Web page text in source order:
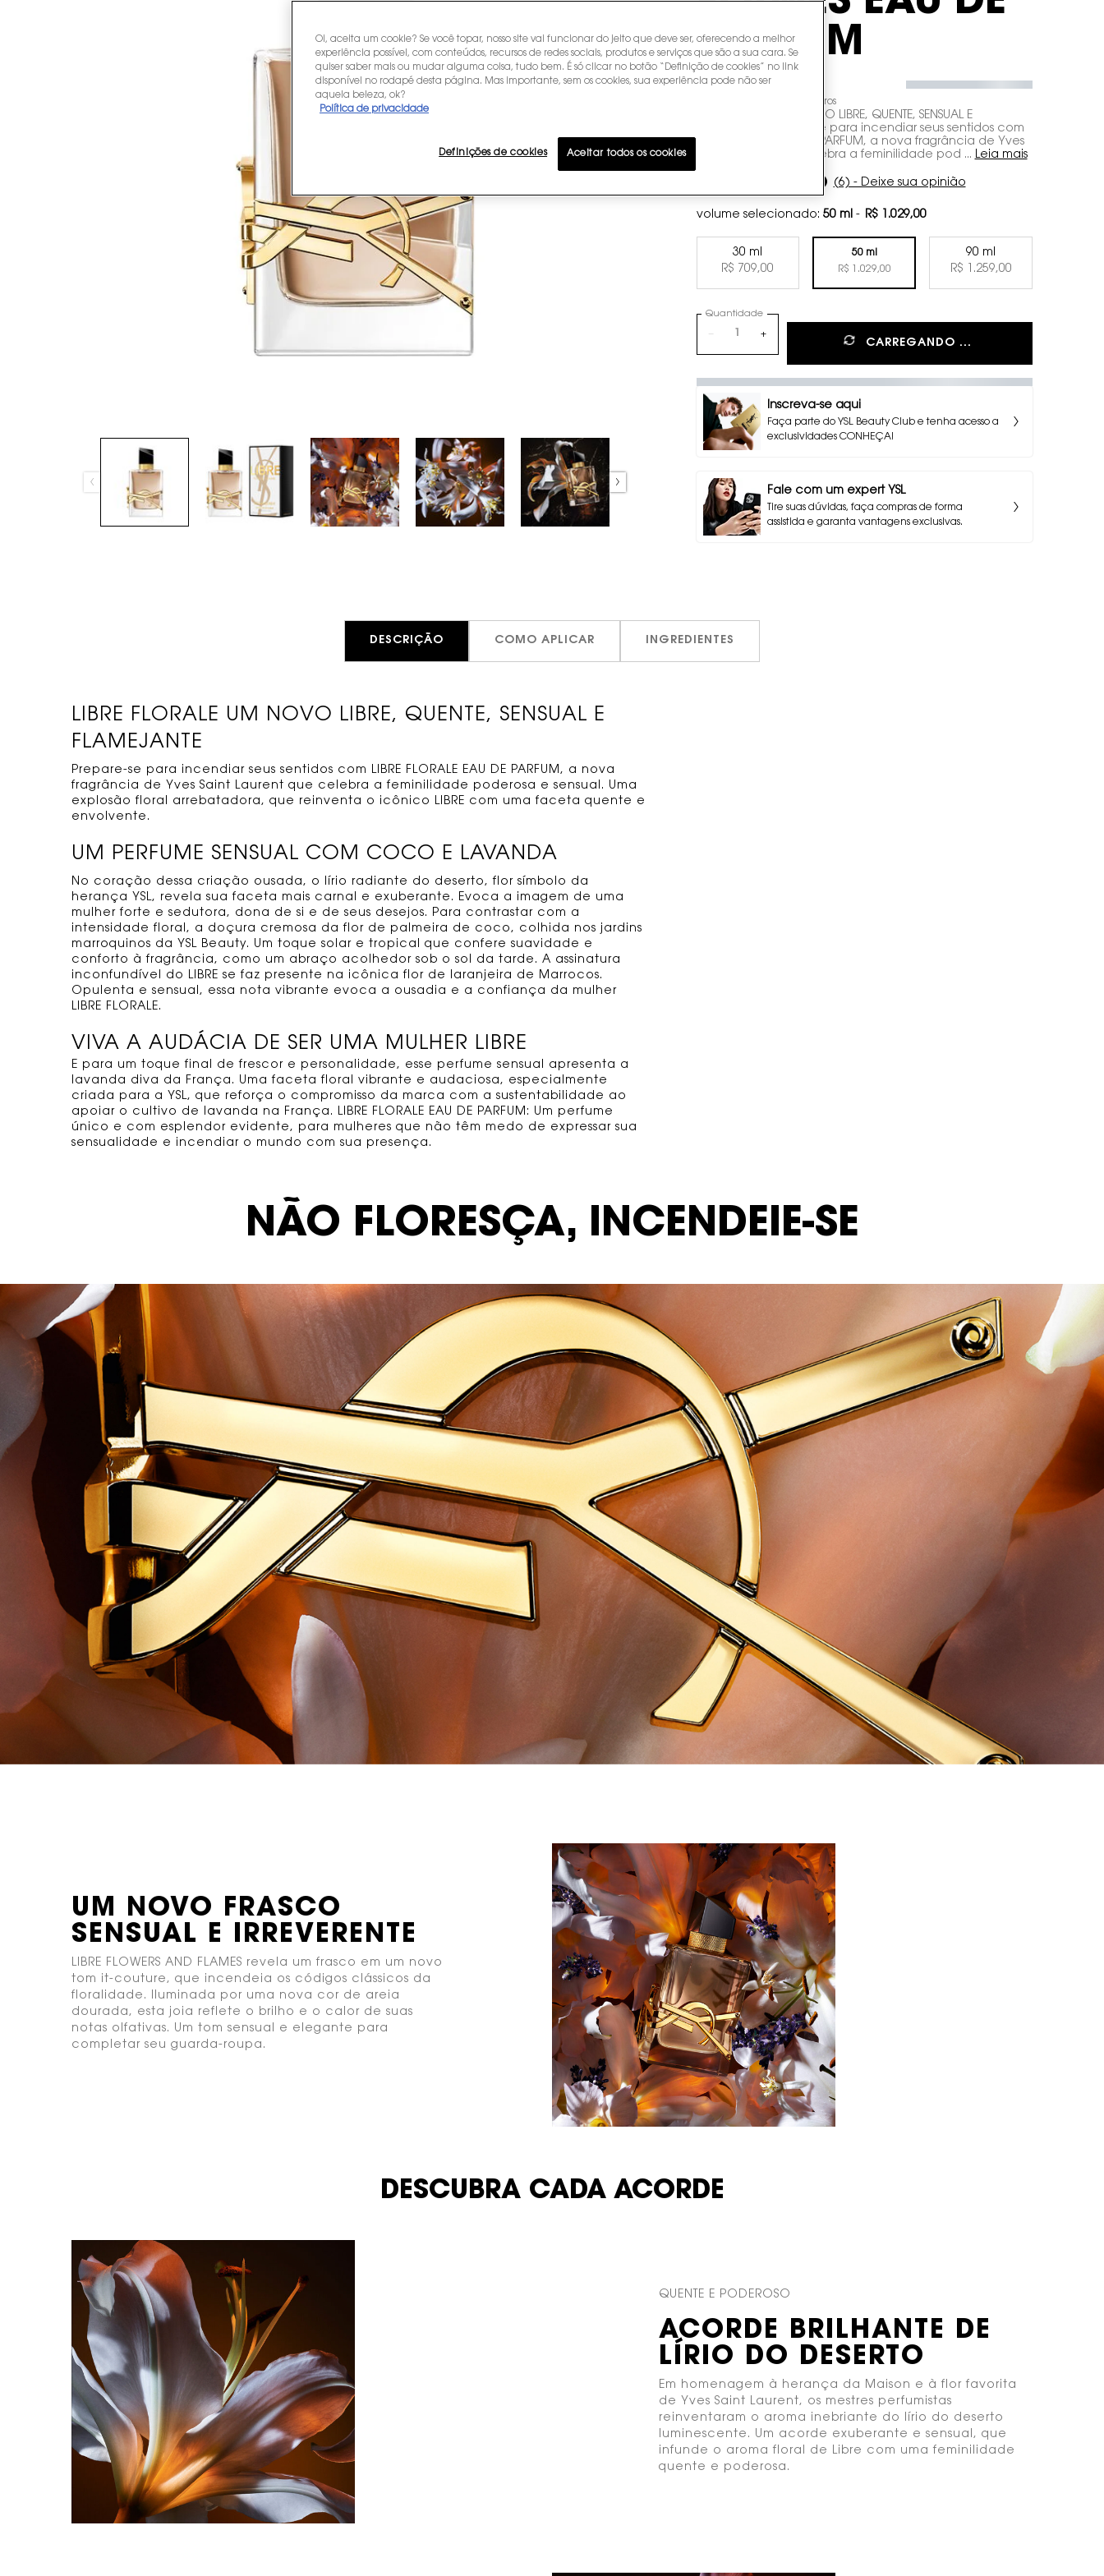
PARFUM
R$ 1.029,00
sem juros
LIBRE FLORALE UM NOVO LIBRE, QUENTE, SENSUAL E
FLAMEJANTEPrepare-se para incendiar seus sentidos com
LIBRE FLORALE EAU DE PARFUM, a nova fragrância de Yves
Saint Laurent que celebra a feminilidade pod ... Leia mais
(6) - Deixe sua opinião
volume selecionado: 50 ml- R$ 1.029,00
Selected
30 ml
R$ 709,00
, 1 of 3 Selected
50 ml
R$ 1.029,00
, 2 of 3 Selected
90 ml
R$ 1.259,00
, 3 of 3
−
Quantidade
+
CARREGANDO ...
Inscreva-se aqui
Faça parte do YSL Beauty Club e tenha acesso a
exclusividades CONHEÇA!
Fale com um expert YSL
Tire suas dúvidas, faça compras de forma
assistida e garanta vantagens exclusivas.
DESCRIÇÃO COMO APLICAR INGREDIENTES
LIBRE FLORALE UM NOVO LIBRE, QUENTE, SENSUAL E
FLAMEJANTE
Prepare-se para incendiar seus sentidos com LIBRE FLORALE EAU DE PARFUM, a nova
fragrância de Yves Saint Laurent que celebra a feminilidade poderosa e sensual. Uma
explosão floral arrebatadora, que reinventa o icônico LIBRE com uma faceta quente e
envolvente.
UM PERFUME SENSUAL COM COCO E LAVANDA
No coração dessa criação ousada, o lírio radiante do deserto, flor símbolo da
herança YSL, revela sua faceta mais carnal e exuberante. Evoca a imagem de uma
mulher forte e sedutora, dona de si e de seus desejos. Para contrastar com a
intensidade floral, a doçura cremosa da flor de palmeira de coco, colhida nos jardins
marroquinos da YSL Beauty. Um toque solar e tropical que confere suavidade e
conforto à fragrância, como um abraço acolhedor sob o sol da tarde. A assinatura
inconfundível do LIBRE se faz presente na icônica flor de laranjeira de Marrocos.
Opulenta e sensual, essa nota vibrante evoca a ousadia e a confiança da mulher
LIBRE FLORALE.
VIVA A AUDÁCIA DE SER UMA MULHER LIBRE
E para um toque final de frescor e personalidade, esse perfume sensual apresenta a
lavanda diva da França. Uma faceta floral vibrante e audaciosa, especialmente
criada para a YSL, que reforça o compromisso da marca com a sustentabilidade ao
apoiar o cultivo de lavanda na França. LIBRE FLORALE EAU DE PARFUM: Um perfume
único e com esplendor evidente, para mulheres que não têm medo de expressar sua
sensualidade e incendiar o mundo com sua presença.
NÃO FLORESÇA, INCENDEIE-SE
UM NOVO FRASCO
SENSUAL E IRREVERENTE
LIBRE FLOWERS AND FLAMES revela um frasco em um novo
tom it-couture, que incendeia os códigos clássicos da
floralidade. Iluminada por uma nova cor de areia
dourada, esta joia reflete o brilho e o calor de suas
notas olfativas. Um tom sensual e elegante para
completar seu guarda-roupa.
DESCUBRA CADA ACORDE
QUENTE E PODEROSO
ACORDE BRILHANTE DE
LÍRIO DO DESERTO
Em homenagem à herança da Maison e à flor favorita
de Yves Saint Laurent, os mestres perfumistas
reinventaram o aroma inebriante do lírio do deserto
luminescente. Um acorde exuberante e sensual, que
infunde o aroma floral de Libre com uma feminilidade
quente e poderosa.
Oi, aceita um cookie? Se você topar, nosso site vai funcionar do jeito que deve ser, oferecendo a melhor
experiência possível, com conteúdos, recursos de redes sociais, produtos e serviços que são a sua cara. Se
quiser saber mais ou mudar alguma coisa, tudo bem. É só clicar no botão “Definição de cookies” no link
disponível no rodapé desta página. Mas importante, sem os cookies, sua experiência pode não ser
aquela beleza, ok?
Política de privacidade
Definições de cookies Aceitar todos os cookies